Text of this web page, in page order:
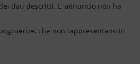
dati descritti. L' annuncio non ha
che non rappresentano in